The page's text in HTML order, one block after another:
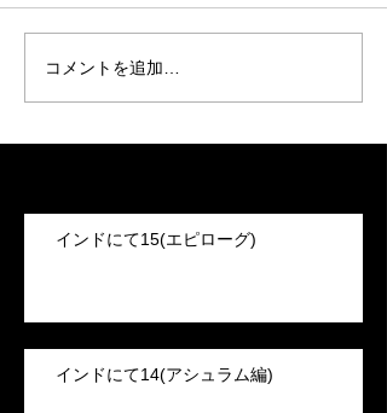
コメントを追加…
インドにて15(エピローグ)
インドにて14(アシュラム編)